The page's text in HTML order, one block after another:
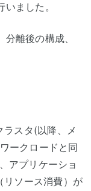
ました。
離後の構成、
スタ(以降、メ
ークロードと同
アプリケーショ
ソース消費）が